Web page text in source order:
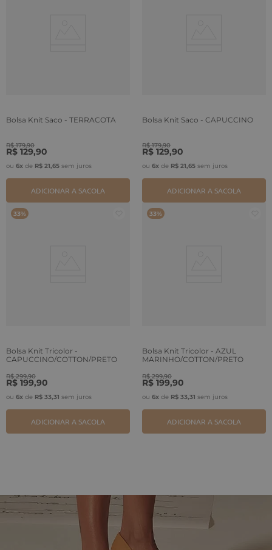
Bolsa Knit Saco - TERRACOTA
R$ 179,90
R$ 129,90
ou 6x de R$ 21,65 sem juros
ADICIONAR A SACOLA
Bolsa Knit Saco - CAPUCCINO
R$ 179,90
R$ 129,90
ou 6x de R$ 21,65 sem juros
ADICIONAR A SACOLA
33%
Bolsa Knit Tricolor -
CAPUCCINO/COTTON/PRETO
R$ 299,90
R$ 199,90
ou 6x de R$ 33,31 sem juros
ADICIONAR A SACOLA
33%
Bolsa Knit Tricolor - AZUL
MARINHO/COTTON/PRETO
R$ 299,90
R$ 199,90
ou 6x de R$ 33,31 sem juros
ADICIONAR A SACOLA